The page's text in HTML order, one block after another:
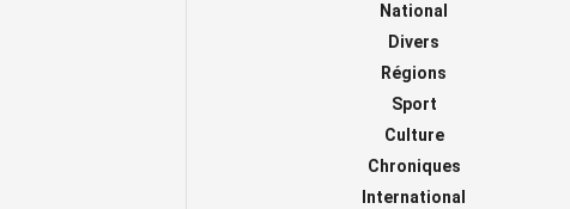
National
Divers
Régions
Sport
Culture
Chroniques
International